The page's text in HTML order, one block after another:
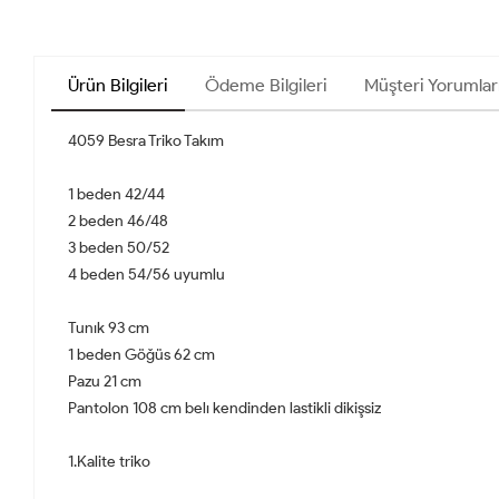
Ürün Bilgileri Ödeme Bilgileri Müşteri
4059 Besra Triko Takım
1 beden 42/44
2 beden 46/48
3 beden 50/52
4 beden 54/56 uyumlu
Tunık 93 cm
1 beden Göğüs 62 cm
Pazu 21 cm
Pantolon 108 cm belı kendinden lastikli dikişsiz
1.Kalite triko